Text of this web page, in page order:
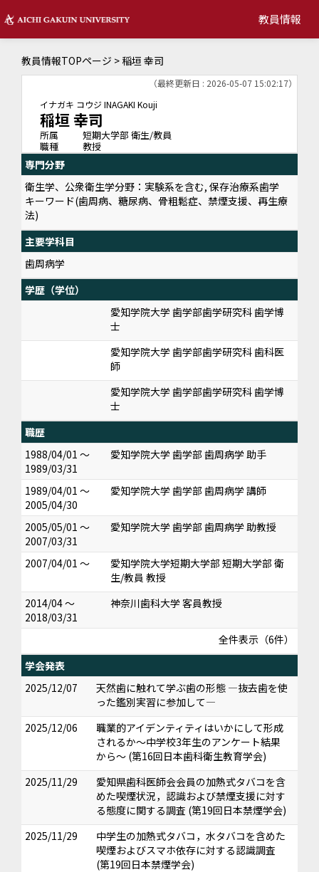
教員情報
教員情報TOPページ > 稲垣 幸司
（最終更新日 : 2026-05-07 15:02:17）
イナガキ コウジ INAGAKI Kouji
稲垣 幸司
所属
短期大学部 衛生/教員
職種
教授
専門分野
衛生学、公衆衛生学分野：実験系を含む, 保存治療系歯学
キーワード(歯周病、糖尿病、骨粗鬆症、禁煙支援、再生療
法)
主要学科目
歯周病学
学歴（学位）
愛知学院大学 歯学部歯学研究科 歯学博
士
愛知学院大学 歯学部歯学研究科 歯科医
師
愛知学院大学 歯学部歯学研究科 歯学博
士
職歴
1988/04/01 ～
1989/03/31
愛知学院大学 歯学部 歯周病学 助手
1989/04/01 ～
2005/04/30
愛知学院大学 歯学部 歯周病学 講師
2005/05/01 ～
2007/03/31
愛知学院大学 歯学部 歯周病学 助教授
2007/04/01 ～
愛知学院大学短期大学部 短期大学部 衛
生/教員 教授
2014/04 ～
2018/03/31
神奈川歯科大学 客員教授
全件表示（6件）
学会発表
2025/12/07
天然歯に触れて学ぶ歯の形態 ―抜去歯を使
った鑑別実習に参加して―
2025/12/06
職業的アイデンティティはいかにして形成
されるか～中学校3年生のアンケート結果
から～ (第16回日本歯科衛生教育学会)
2025/11/29
愛知県歯科医師会会員の加熱式タバコを含
めた喫煙状況，認識および禁煙支援に対す
る態度に関する調査 (第19回日本禁煙学会)
2025/11/29
中学生の加熱式タバコ，水タバコを含めた
喫煙およびスマホ依存に対する認識調査
(第19回日本禁煙学会)